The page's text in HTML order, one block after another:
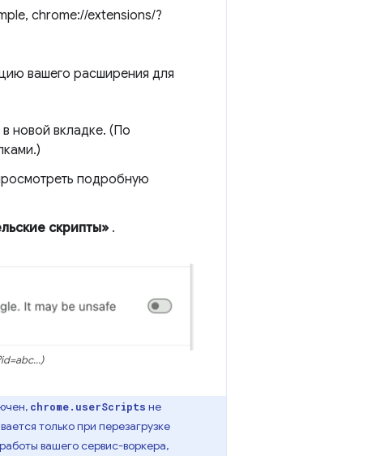
chrome://extensions/?
вашего расширения для
в новой вкладке. (По
подробную
скрипты» .
chrome.userScripts не
только при перезагрузке
вашего сервис-воркера,